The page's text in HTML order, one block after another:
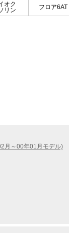
オク
リン
フロア6AT
月～00年01月モデル)